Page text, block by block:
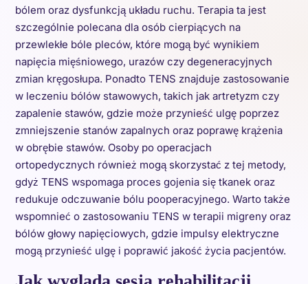
bólem oraz dysfunkcją układu ruchu. Terapia ta jest
szczególnie polecana dla osób cierpiących na
przewlekłe bóle pleców, które mogą być wynikiem
napięcia mięśniowego, urazów czy degeneracyjnych
zmian kręgosłupa. Ponadto TENS znajduje zastosowanie
w leczeniu bólów stawowych, takich jak artretyzm czy
zapalenie stawów, gdzie może przynieść ulgę poprzez
zmniejszenie stanów zapalnych oraz poprawę krążenia
w obrębie stawów. Osoby po operacjach
ortopedycznych również mogą skorzystać z tej metody,
gdyż TENS wspomaga proces gojenia się tkanek oraz
redukuje odczuwanie bólu pooperacyjnego. Warto także
wspomnieć o zastosowaniu TENS w terapii migreny oraz
bólów głowy napięciowych, gdzie impulsy elektryczne
mogą przynieść ulgę i poprawić jakość życia pacjentów.